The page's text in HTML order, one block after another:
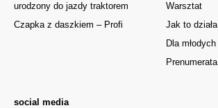
Warsztat
Jak to działa
Dla młodych
Prenumerata
urodzony do jazdy traktorem
Czapka z daszkiem – Profi
social media